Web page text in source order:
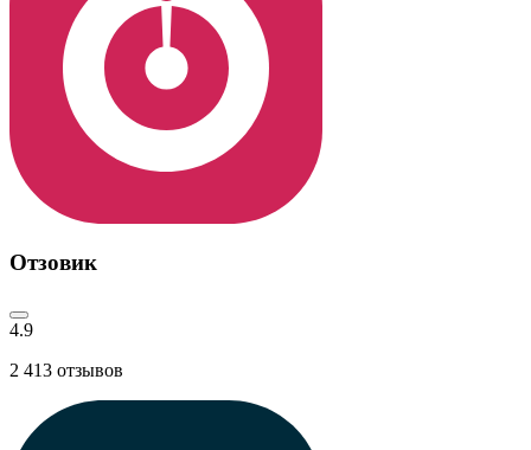
Отзовик
4.9
2 413 отзывов